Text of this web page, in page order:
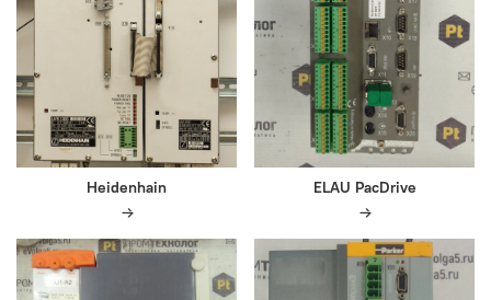
Heidenhain ELAU PacDrive